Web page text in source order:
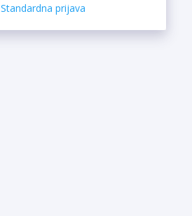
Standardna prijava